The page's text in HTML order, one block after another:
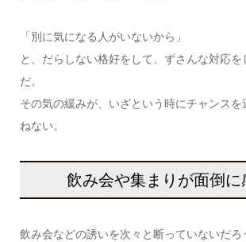
「別に気になる人がいないから」
と、だらしない格好をして、ずさんな対応を
だ。
その気の緩みが、いざという時にチャンス
ねない。
飲み会や集まりが面倒に
飲み会などの誘いを次々と断っていないだろ